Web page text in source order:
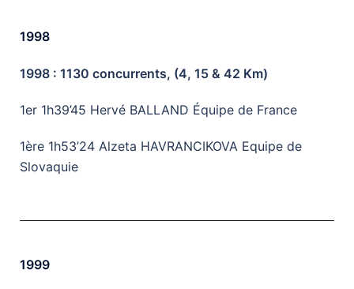
1998
1998 : 1130 concurrents, (4, 15 & 42 Km)
1er 1h39’45 Hervé BALLAND Équipe de France
1ère 1h53’24 Alzeta HAVRANCIKOVA Equipe de
Slovaquie
1999